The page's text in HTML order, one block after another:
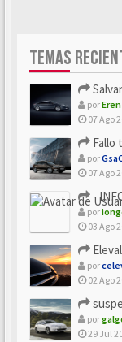
TEMAS
porEren
07 Ago
Fallo
por
07 Ago
-
por
03 Ago
por
02 Ago
por
29 Jul